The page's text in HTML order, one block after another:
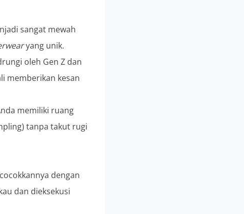
sangat mewah
yang unik.
oleh Gen Z dan
memberikan kesan
memiliki ruang
tanpa takut rugi
dengan
dan dieksekusi